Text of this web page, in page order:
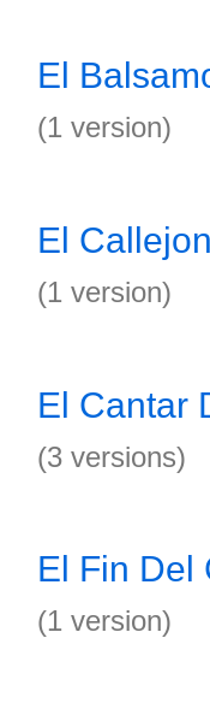
El
(1 version)
El
(1 version)
El Cantar
(3 versions)
El Fin Del
(1 version)